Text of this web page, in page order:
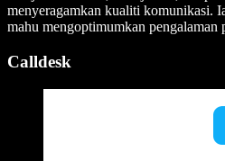
menyeragamkan kualiti komunikasi.
mahu mengoptimumkan pengalaman
Calldesk